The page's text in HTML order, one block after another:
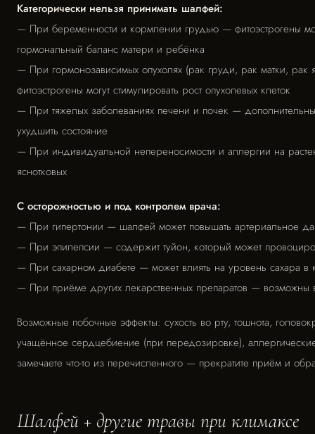
Категорически нельзя принимать шалфей:
— При беременности и кормлении грудью — фитоэстрогены
гормональный баланс матери и ребёнка
— При гормонозависимых опухолях (рак груди, рак матки, рак
фитоэстрогены могут стимулировать рост опухолевых клеток
— При тяжелых заболеваниях печени и почек —
ухудшить состояние
— При индивидуальной непереносимости и аллергии на
яснотковых
С осторожностью и под контролем врача:
— При гипертонии — шалфей может повышать артериальное
— При эпилепсии — содержит туйон, который может
— При сахарном диабете — может влиять на уровень сахара в
— При приёме других лекарственных препаратов — возможны
Возможные побочные эффекты: сухость во рту, тошнота,
учащённое сердцебиение (при передозировке),
замечаете что-то из перечисленного — прекратите приём и
Шалфей + другие травы при климаксе